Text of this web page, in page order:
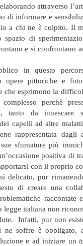
attraverso
di informare e
a chi ne è colpito. Il
spazio di
e si confrontano
in questo
opere pittoriche e
che esprimono la
perchè
tanto da innescare
dei capelli ad altre
rappresentata
sfumature più
positiva di
con il proprio
delicato, pur
di creare una
raccontate
legge italiana non
Infatti, pur non
ne soffre è obbligato,
e ad iniziare un